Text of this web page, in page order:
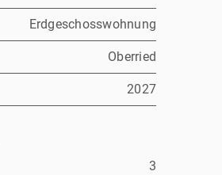
Erdgeschosswohnung
Oberried
2027
3